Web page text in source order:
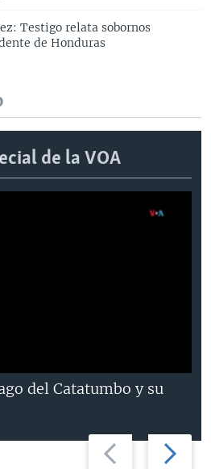
Testigo relata sobornos
de Honduras
de la VOA
Previous
slide
Next
slide
del Catatumbo y su